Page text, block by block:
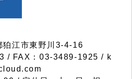
江市東野川3-4-16
/ FAX：03-3489-1925 / k